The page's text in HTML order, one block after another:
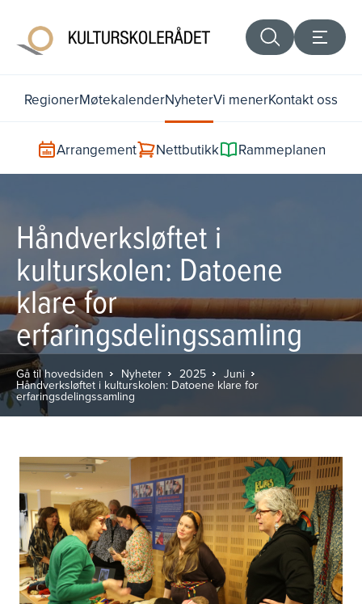
RegionerMøtekalenderNyheterVi menerKontakt oss
Arrangement Nettbutikk Rammeplanen
Håndverksløftet i
kulturskolen: Datoene
klare for
erfaringsdelingssamling
Gå til hovedsiden Nyheter 2025 Juni
Håndverksløftet i kulturskolen: Datoene klare for
erfaringsdelingssamling